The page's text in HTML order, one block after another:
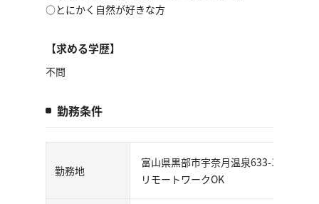
○とにかく自然が好きな方
【求める学歴】
不問
勤務条件
勤務地
富山県黒部市宇奈月温泉633-1
リモートワークOK